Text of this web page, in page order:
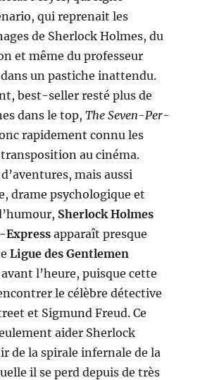
qui reprenait les
de Sherlock Holmes, du
et même du professeur
un pastiche inattendu.
best-seller resté plus de
dans le top,The Seven-Per-
rapidement connu les
au cinéma.
mais aussi
drame psychologique et
Sherlock Holmes
Express apparaît presque
Ligue des Gentlemen
avant l’heure, puisque cette
le célèbre détective
et Sigmund Freud. Ce
aider Sherlock
de la spirale infernale de la
il se perd depuis de très